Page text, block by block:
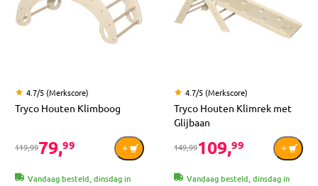
4.7/5 (Merkscore)
Tryco Houten Klimboog
119,9979,99
Vandaag besteld, dinsdag in
4.7/5 (Merkscore)
Tryco Houten Klimrek met
Glijbaan
149,99109,99
Vandaag besteld, dinsdag in